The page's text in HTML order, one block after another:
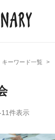
キーワード一覧
件表示